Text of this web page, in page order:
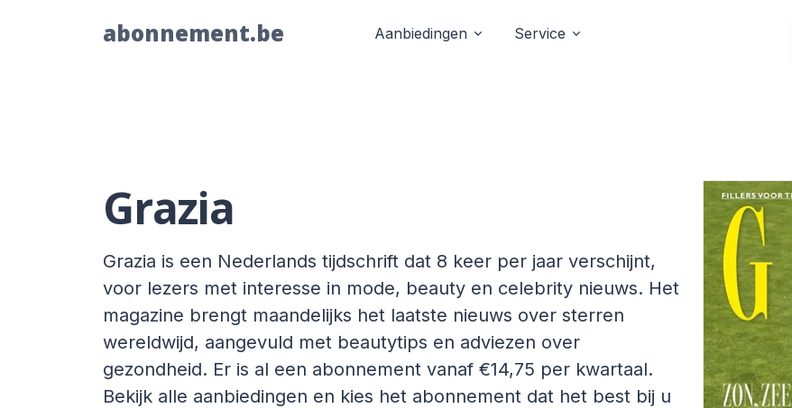
abonnement.be Aanbiedingen Service
Grazia
Grazia is een Nederlands tijdschrift dat 8 keer per jaar verschijnt,
voor lezers met interesse in mode, beauty en celebrity nieuws. Het
magazine brengt maandelijks het laatste nieuws over sterren
wereldwijd, aangevuld met beautytips en adviezen over
gezondheid. Er is al een abonnement vanaf €14,75 per kwartaal.
Bekijk alle aanbiedingen en kies het abonnement dat het best bij u